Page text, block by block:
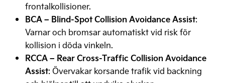
frontalkollisioner.
BCA – Blind-Spot Collision Avoidance Assist:
Varnar och bromsar automatiskt vid risk för
kollision i döda vinkeln.
RCCA – Rear Cross-Traffic Collision Avoidance
Assist: Övervakar korsande trafik vid backning